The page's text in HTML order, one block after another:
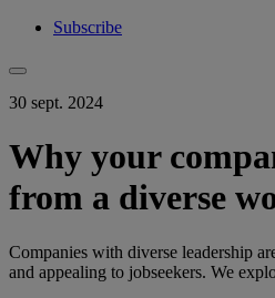
Subscribe
30 sept. 2024
Why your
from a diverse
Companies with diverse leadership
and appealing to jobseekers. We